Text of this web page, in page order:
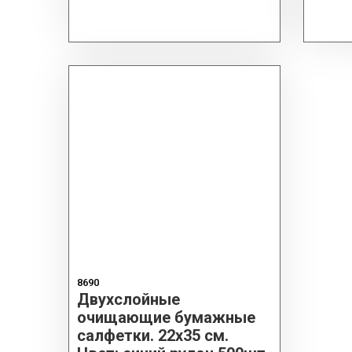
8690
Двухслойные
очищающие бумажные
салфетки. 22х35 см.